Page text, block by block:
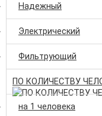
Надежный
Электрический
Фильтрующий
ПО КОЛИЧЕСТВУ
на 1 человека